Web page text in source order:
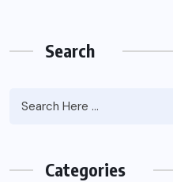
Search
Categories